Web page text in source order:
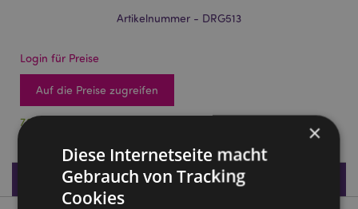
Artikelnummer - DRG513
Login für Preise
Auf die Preise zugreifen
79 auf Lager
Produktdaten
×
Diese Internetseite macht
Gebrauch von Tracking
Cookies